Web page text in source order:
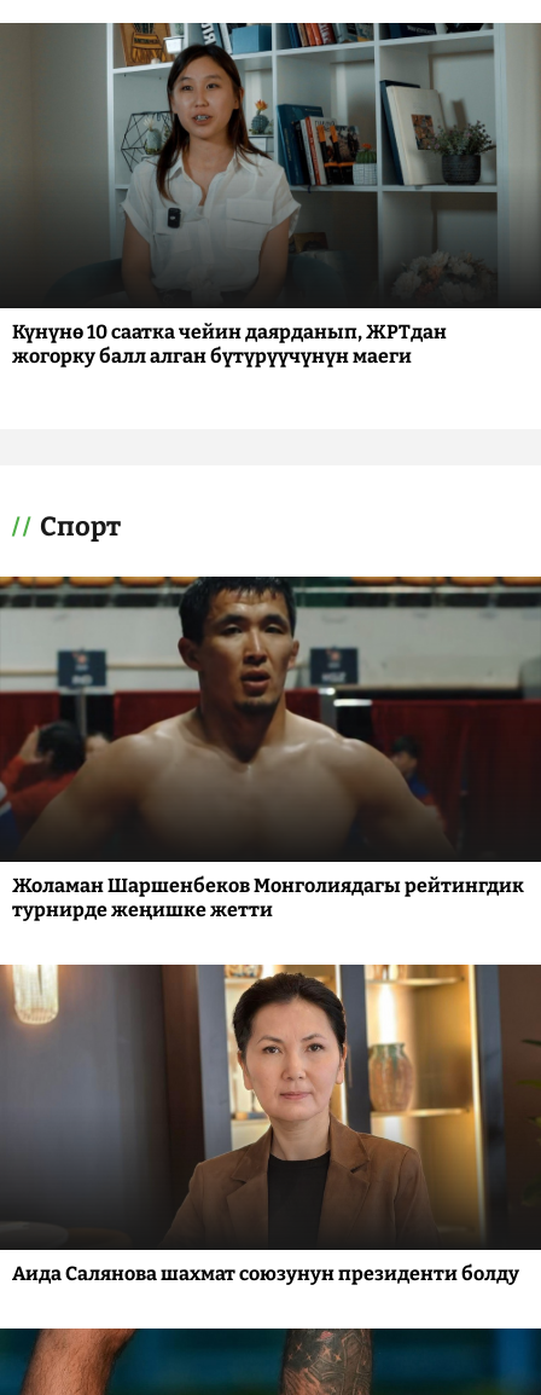
Күнүнө 10 саатка чейин даярданып, ЖРТдан
жогорку балл алган бүтүрүүчүнүн маеги
Спорт
Жоламан Шаршенбеков Монголиядагы рейтингдик
турнирде жеңишке жетти
Аида Салянова шахмат союзунун президенти болду